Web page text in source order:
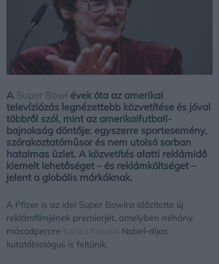
A
évek óta az amerikai
televíziózás legnézettebb közvetítése és jóval
többről szól, mint az amerikaifutball-
bajnokság döntője: egyszerre sportesemény,
szórakoztatóműsor és nem utolsó sorban
hatalmas üzlet. A közvetítés alatti reklámidő
kiemelt lehetőséget – és reklámköltséget –
jelent a globális márkáknak.
A Pfizer is az idei Super Bowlra időzítette új
reklámfilmjének premierjét, amelyben néhány
másodpercre
Nobel-díjas
kutatóbiológus is feltűnik.